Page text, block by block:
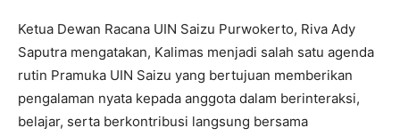
Ketua Dewan Racana UIN Saizu Purwokerto, Riva Ady
Saputra mengatakan, Kalimas menjadi salah satu agenda
rutin Pramuka UIN Saizu yang bertujuan memberikan
pengalaman nyata kepada anggota dalam berinteraksi,
belajar, serta berkontribusi langsung bersama